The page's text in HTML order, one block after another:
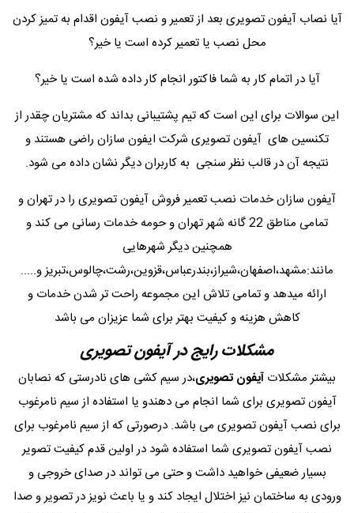
آیا نصاب آیفون تصویری بعد از تعمیر و نصب آیفون اقدام به تمیز کردن
محل نصب یا تعمیر کرده است یا خیر؟
آیا در اتمام کار به شما فاکتور انجام کار داده شده است یا خیر؟
این سوالات برای این است که تیم پشتیبانی بداند که مشتریان چقدر از
تکنسین های آیفون تصویری شرکت ایفون سازان راضی هستند و
نتیجه آن در قالب نظر سنجی به کاربران دیگر نشان داده می شود.
آیفون سازان خدمات نصب تعمیر فروش آیفون تصویری را در تهران و
تمامی مناطق 22 گانه شهر تهران و حومه خدمات رسانی می کند و
همچنین دیگر شهرهایی
مانند:مشهد،اصفهان،شیراز،بندرعباس،قزوین،رشت،چالوس،تبریز و.....
ارائه میدهد و تمامی تلاش این مجموعه راحت تر شدن خدمات و
کاهش هزینه و کیفیت بهتر برای شما عزیزان می باشد
مشکلات رایج در آیفون تصویری
بیشتر مشکلات آیفون تصویری،در سیم کشی های نادرستی که نصابان
آیفون تصویری برای شما انجام می دهندو یا استفاده از سیم نامرغوب
برای نصب آیفون تصویری می باشد. درصورتی که از سیم نامرغوب برای
نصب آیفون تصویری شما استفاده شود در اولین قدم کیفیت تصویر
بسیار ضعیفی خواهید داشت و حتی می تواند در صدای خروجی و
ورودی به ساختمان نیز اختلال ایجاد کند و یا باعث نویز در تصویر و صدا